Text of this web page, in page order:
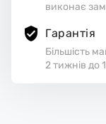
виконає
Гарантія
Більшість
2 тижнів до